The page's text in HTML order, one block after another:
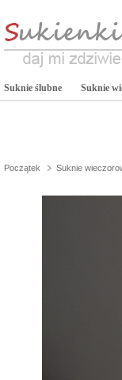
Suknie ślubne Suknie
Początek Suknie